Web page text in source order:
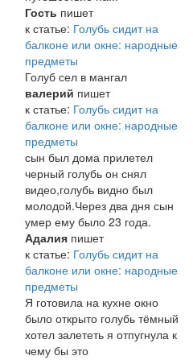
Гость пишет
к статье: Голубь сидит на
балконе или окне: народные
предметы
Голуб сел в мангал
валерий пишет
к статье: Голубь сидит на
балконе или окне: народные
предметы
сын был дома прилетел
черный голубь он снял
видео,голубь видно был
молодой.Через два дня сын
умер ему было 23 года.
Адалия пишет
к статье: Голубь сидит на
балконе или окне: народные
предметы
Я готовила на кухне окно
было открыто голубь тёмный
хотел залететь я отпугнула к
чему бы это